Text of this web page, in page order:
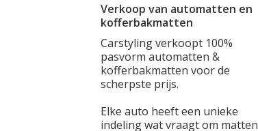
Verkoop van automatten en
kofferbakmatten
Carstyling verkoopt 100%
pasvorm automatten &
kofferbakmatten voor de
scherpste prijs.
Elke auto heeft een unieke
indeling wat vraagt om matten